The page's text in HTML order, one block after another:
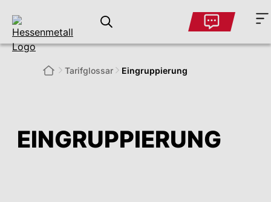
EINGRUPPIERUNG
Tarifglossar Eingruppierung